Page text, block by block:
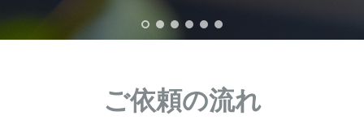
ご依頼の流れ